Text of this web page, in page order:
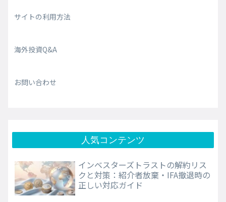
サイトの利用方法
海外投資Q&A
お問い合わせ
人気コンテンツ
インベスターズトラストの解約リス
クと対策：紹介者放棄・IFA撤退時の
正しい対応ガイド